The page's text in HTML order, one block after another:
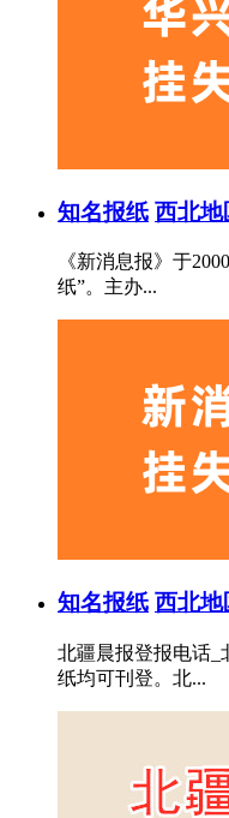
知名报纸 西北地
《新消息报》于
纸”。主办...
知名报纸 西北地
北疆晨报登报电话_
纸均可刊登。北...